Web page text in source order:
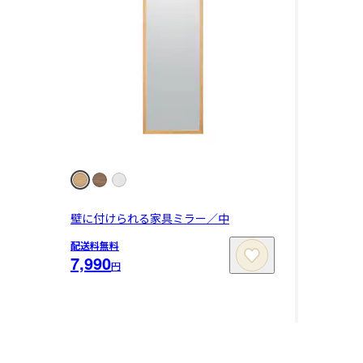
壁に付けられる家具ミラー／中
配送料無料
7,990円